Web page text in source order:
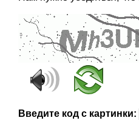
Введите код с картинки: